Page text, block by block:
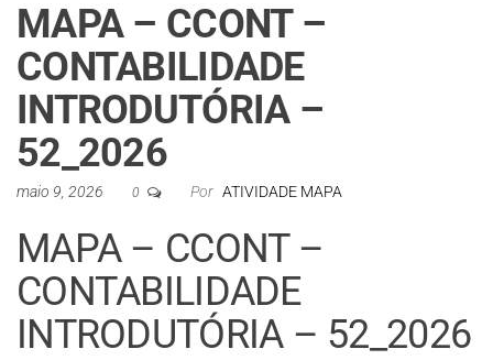
MAPA – CCONT –
CONTABILIDADE
INTRODUTÓRIA –
52_2026
maio 9, 2026 0 Por ATIVIDADE MAPA
MAPA – CCONT –
CONTABILIDADE
INTRODUTÓRIA – 52_2026